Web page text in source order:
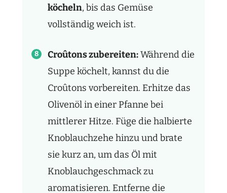
köcheln, bis das Gemüse
vollständig weich ist.
Croûtons zubereiten:Während die
Suppe köchelt, kannst du die
Croûtons vorbereiten. Erhitze das
Olivenöl in einer Pfanne bei
mittlerer Hitze. Füge die halbierte
Knoblauchzehe hinzu und brate
sie kurz an, um das Öl mit
Knoblauchgeschmack zu
aromatisieren. Entferne die